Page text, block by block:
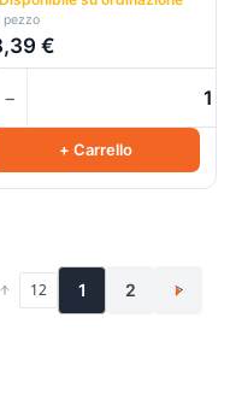
pezzo
€
−
+ Carrello
1 2 >